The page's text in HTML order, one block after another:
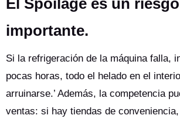
El Spoilage es un riesgo
importante.
Si la refrigeración de la máquina falla,
pocas horas, todo el helado en el
arruinarse.’ Además, la competencia
ventas: si hay tiendas de